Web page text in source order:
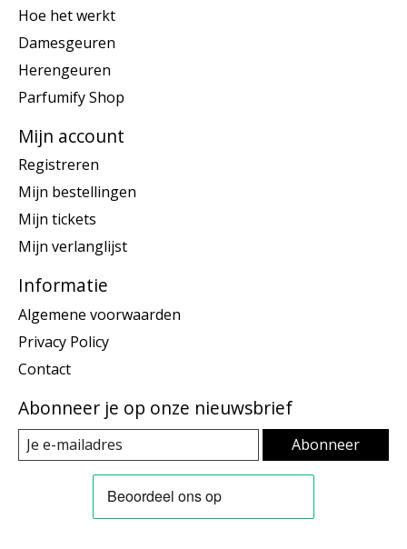
Hoe het werkt
Damesgeuren
Herengeuren
Parfumify Shop
Mijn account
Registreren
Mijn bestellingen
Mijn tickets
Mijn verlanglijst
Informatie
Algemene voorwaarden
Privacy Policy
Contact
Abonneer je op onze nieuwsbrief
Abonneer